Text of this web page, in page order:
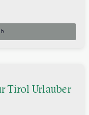
Tirol Urlauber